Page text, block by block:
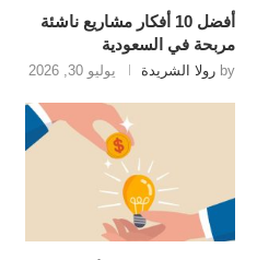
أفضل 10 أفكار مشاريع ناشئة
مربحة في السعودية
by رولا الشريدة يوليو 30, 2026